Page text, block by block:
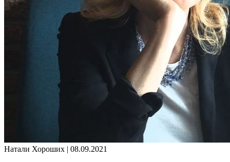
Натали Хороших | 08.09.2021